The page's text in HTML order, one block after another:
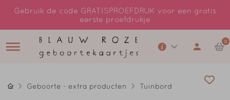
Gebruik de code GRATISPROEFDRUK voor een gratis
eerste proefdrukje
0
Geboorte - extra producten Tuinbord